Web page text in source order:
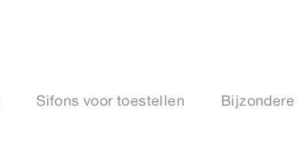
Sifons voor toestellen